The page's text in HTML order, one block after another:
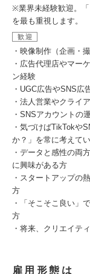
※業界未経験歓迎。
を最も重視します。
歓迎
・映像制作（企画・
・広告代理店やマー
ン経験
・UGC広告やSNS広
・法人営業やクライ
・SNSアカウントの
・気づけばTikTokや
か？」を常に考えて
・データと感性の両
に興味がある方
・スタートアップの
方
・「そこそこ良い」
方
・将来、クリエイテ
雇用形態は